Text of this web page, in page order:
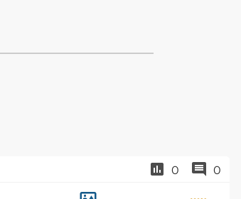
0 0